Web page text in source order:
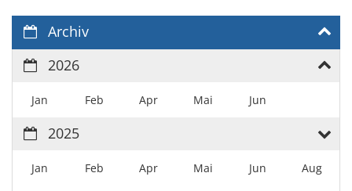
Archiv
2026
Jan Feb Apr Mai Jun
2025
Jan Feb Apr Mai Jun Aug